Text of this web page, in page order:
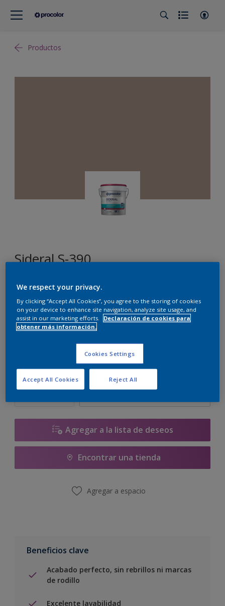
Productos
Sideral S-390
E0.10.60
Cambiar de color
Tamaño
Cantidad Calculadora de pintura
Agregar a la lista de deseos
Encontrar una tienda
Agregar a espacio
Beneficios clave
Acabado perfecto, sin rebrillos ni marcas
de rodillo
Excelente lavabilidad
We respect your privacy.
By clicking “Accept All Cookies”, you agree to the storing of cookies
on your device to enhance site navigation, analyze site usage, and
assist in our marketing efforts.
Declaración de cookies para
obtener más información.
Cookies Settings
Reject All
Accept All Cookies